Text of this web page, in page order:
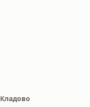
Кладово